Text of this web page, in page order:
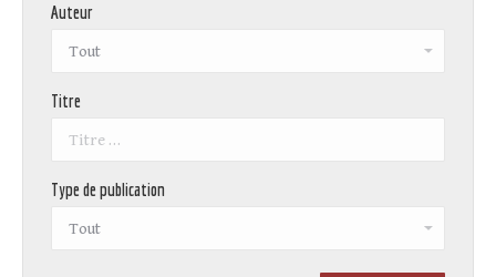
Auteur
Titre
Type de publication